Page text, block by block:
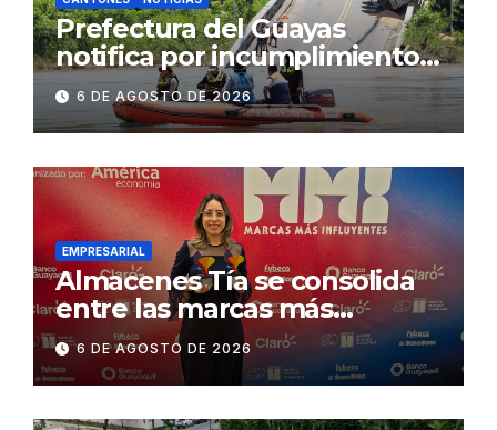
Prefectura del Guayas
notifica por incumplimiento
contractual a la
Concesionaria CONORTE y
exige celeridad en
desmontaje del puente
Gonzalo Icaza Cornejo, en
Daule
6 DE AGOSTO DE 2026
EMPRESARIAL
Almacenes Tía se consolida
entre las marcas más
influyentes del Ecuador
6 DE AGOSTO DE 2026